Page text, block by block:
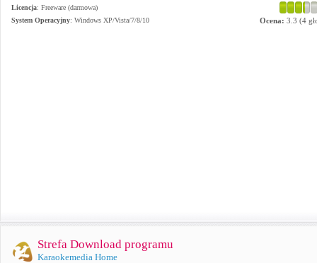
Licencja: Freeware (darmowa)
System Operacyjny: Windows XP/Vista/7/8/10 Ocena: 3.3 (4
Strefa Download programu
Karaokemedia Home